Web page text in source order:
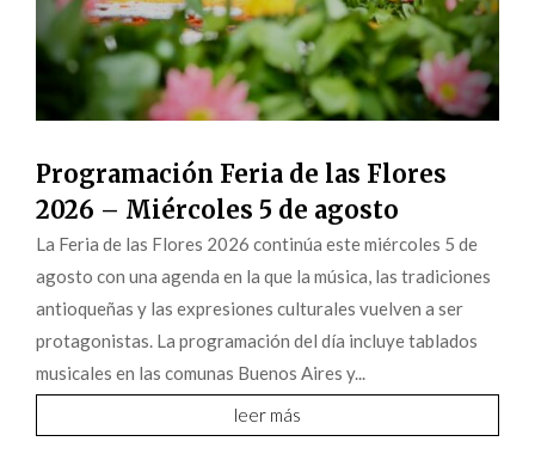
Programación Feria de las Flores
2026 – Miércoles 5 de agosto
La Feria de las Flores 2026 continúa este miércoles 5 de
agosto con una agenda en la que la música, las tradiciones
antioqueñas y las expresiones culturales vuelven a ser
protagonistas. La programación del día incluye tablados
musicales en las comunas Buenos Aires y...
leer más